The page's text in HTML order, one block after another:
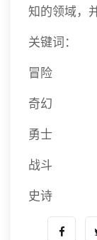
知的领域，
关键词：
冒险
奇幻
勇士
战斗
史诗